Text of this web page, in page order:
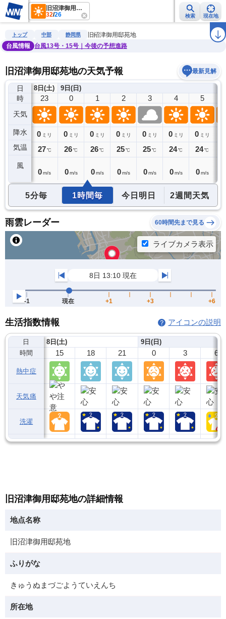
旧沼津御用邸苑地
32/26 検索 現在地
雨雲レーダー 台風情報 地震情報 警報・注意報 ラ
トップ 中部 静岡県
旧沼津御用邸苑地
台風情報
台風13号・15号｜今後の予想進路
旧沼津御用邸苑地の天気予報 最新見解
日
時
天気
降水
気温
風
8日(土)
22
0ミリ
27℃
23
0 ミリ
27 ℃
0m/s
9日(日)
0
0 ミリ
26℃
0 m/s
1
0 ミリ
26℃
0 m/s
2
0 ミリ
25℃
0 m/s
3
0 ミリ
25℃
0 m/s
4
0 ミリ
24℃
0 m/s
5
0 ミリ
24℃
0 m/s
5分毎 1時間毎 今日明日 2週間天気
雨雲レーダー 60時間先まで見る
生活指数情報 アイコンの説明
日
時間
熱中症
天気痛
洗濯
8日(土)
15 18 21
9日(日)
0 3 6
旧沼津御用邸苑地の詳細情報
地点名称
旧沼津御用邸苑地
ふりがな
きゅうぬまづごようていえんち
所在地